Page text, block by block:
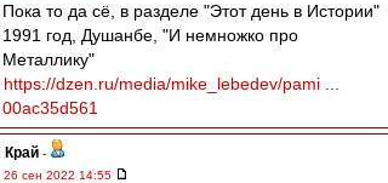
Пока то да сё, в разделе "Этот день в Истории"
1991 год, Душанбе, "И немножко про
Металлику"
https://dzen.ru/media/mike_lebedev/pami ...
00ac35d561
Край -
26 сен 2022 14:55